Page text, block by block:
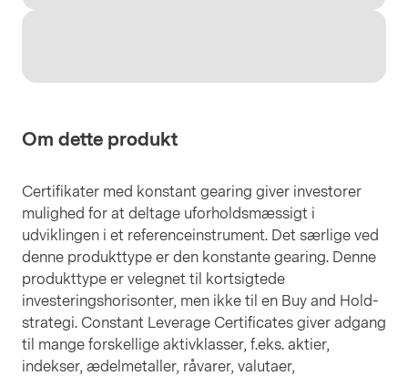
Om dette produkt
Certifikater med konstant gearing giver investorer
mulighed for at deltage uforholdsmæssigt i
udviklingen i et referenceinstrument. Det særlige ved
denne produkttype er den konstante gearing. Denne
produkttype er velegnet til kortsigtede
investeringshorisonter, men ikke til en Buy and Hold-
strategi. Constant Leverage Certificates giver adgang
til mange forskellige aktivklasser, f.eks. aktier,
indekser, ædelmetaller, råvarer, valutaer,